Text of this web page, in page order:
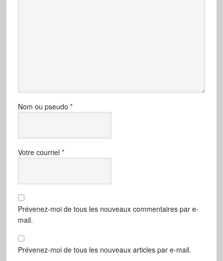
Nom ou pseudo *
Votre courriel *
Prévenez-moi de tous les nouveaux commentaires par e-
mail.
Prévenez-moi de tous les nouveaux articles par e-mail.